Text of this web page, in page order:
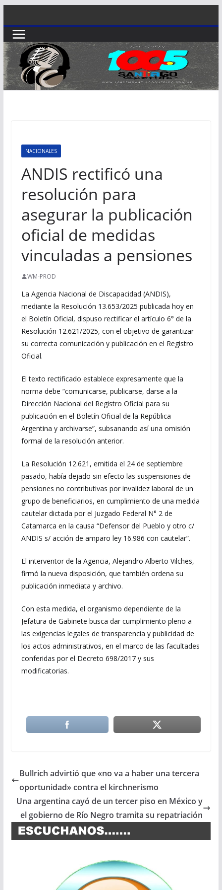
al
contenido
NACIONALES
ANDIS rectificó una
resolución para
asegurar la publicación
oficial de medidas
vinculadas a pensiones
WM-PROD
La Agencia Nacional de Discapacidad (ANDIS),
mediante la Resolución 13.653/2025 publicada hoy en
el Boletín Oficial, dispuso rectificar el artículo 6° de la
Resolución 12.621/2025, con el objetivo de garantizar
su correcta comunicación y publicación en el Registro
Oficial.
El texto rectificado establece expresamente que la
norma debe “comunicarse, publicarse, darse a la
Dirección Nacional del Registro Oficial para su
publicación en el Boletín Oficial de la República
Argentina y archivarse”, subsanando así una omisión
formal de la resolución anterior.
La Resolución 12.621, emitida el 24 de septiembre
pasado, había dejado sin efecto las suspensiones de
pensiones no contributivas por invalidez laboral de un
grupo de beneficiarios, en cumplimiento de una medida
cautelar dictada por el Juzgado Federal N° 2 de
Catamarca en la causa “Defensor del Pueblo y otro c/
ANDIS s/ acción de amparo ley 16.986 con cautelar”.
El interventor de la Agencia, Alejandro Alberto Vilches,
firmó la nueva disposición, que también ordena su
publicación inmediata y archivo.
Con esta medida, el organismo dependiente de la
Jefatura de Gabinete busca dar cumplimiento pleno a
las exigencias legales de transparencia y publicidad de
los actos administrativos, en el marco de las facultades
conferidas por el Decreto 698/2017 y sus
modificatorias.
Bullrich advirtió que «no va a haber una tercera
oportunidad» contra el kirchnerismo
Una argentina cayó de un tercer piso en México y
el gobierno de Río Negro tramita su repatriación